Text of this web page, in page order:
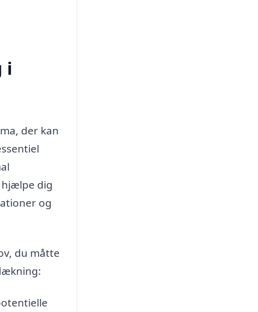
i
der kan
dig
og
du måtte